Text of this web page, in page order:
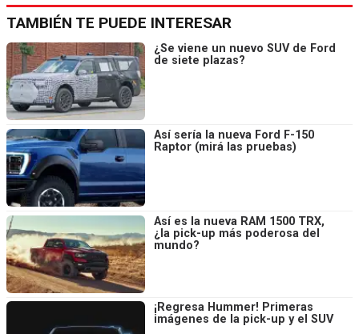
TAMBIÉN TE PUEDE INTERESAR
¿Se viene un nuevo SUV de Ford
de siete plazas?
Así sería la nueva Ford F-150
Raptor (mirá las pruebas)
Así es la nueva RAM 1500 TRX,
¿la pick-up más poderosa del
mundo?
¡Regresa Hummer! Primeras
imágenes de la pick-up y el SUV